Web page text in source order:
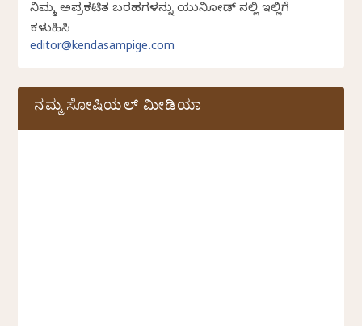
ನಿಮ್ಮ ಅಪ್ರಕಟಿತ ಬರಹಗಳನ್ನು ಯುನಿಕೋಡ್ ನಲ್ಲಿ ಇಲ್ಲಿಗೆ
ಕಳುಹಿಸಿ
editor@kendasampige.com
ನಮ್ಮ ಸೋಷಿಯಲ್‌ ಮೀಡಿಯಾ